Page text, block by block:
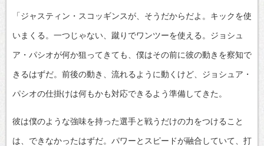
「ジャスティン・スコッギンスが、そうだからだよ。キックを使
いまくる。一つじゃない、蹴りでワンツーを使える。ジョシュ
ア・パシオが何か狙ってきても、僕はその前に彼の動きを察知で
きるはずだ。前後の動き、流れるように動くけど、ジョシュア・
パシオの仕掛けは何もかも対応できるよう準備してきた。
彼は僕のような強味を持った選手と戦うだけの力をつけること
は、できなかったはずだ。パワーとスピードが融合していて、打